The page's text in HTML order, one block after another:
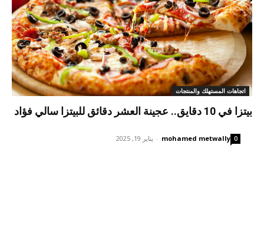
اتجاهات المستهلك والمنتجات
بيتزا في 10 دقايق.. عجينة العشر دقائق للبيتزا سالي فؤاد
mohamed metwally
- يناير 19, 2025 0